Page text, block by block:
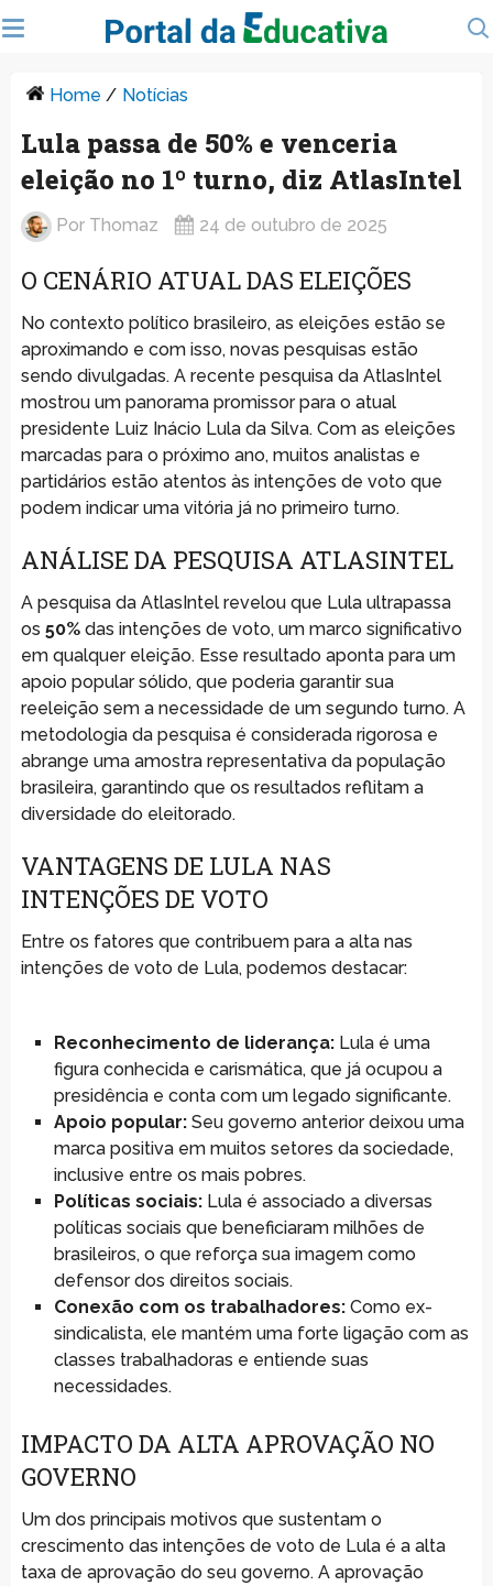
Home / Notícias
Lula passa de 50% e venceria
eleição no 1º turno, diz AtlasIntel
Por Thomaz 24 de outubro de 2025
O CENÁRIO ATUAL DAS ELEIÇÕES
No contexto político brasileiro, as eleições estão se
aproximando e com isso, novas pesquisas estão
sendo divulgadas. A recente pesquisa da AtlasIntel
mostrou um panorama promissor para o atual
presidente Luiz Inácio Lula da Silva. Com as eleições
marcadas para o próximo ano, muitos analistas e
partidários estão atentos às intenções de voto que
podem indicar uma vitória já no primeiro turno.
ANÁLISE DA PESQUISA ATLASINTEL
A pesquisa da AtlasIntel revelou que Lula ultrapassa
os 50%das intenções de voto, um marco significativo
em qualquer eleição. Esse resultado aponta para um
apoio popular sólido, que poderia garantir sua
reeleição sem a necessidade de um segundo turno. A
metodologia da pesquisa é considerada rigorosa e
abrange uma amostra representativa da população
brasileira, garantindo que os resultados reflitam a
diversidade do eleitorado.
VANTAGENS DE LULA NAS
INTENÇÕES DE VOTO
Entre os fatores que contribuem para a alta nas
intenções de voto de Lula, podemos destacar:
Reconhecimento de liderança:Lula é uma
figura conhecida e carismática, que já ocupou a
presidência e conta com um legado significante.
Apoio popular:Seu governo anterior deixou uma
marca positiva em muitos setores da sociedade,
inclusive entre os mais pobres.
Políticas sociais:Lula é associado a diversas
políticas sociais que beneficiaram milhões de
brasileiros, o que reforça sua imagem como
defensor dos direitos sociais.
Conexão com os trabalhadores:Como ex-
sindicalista, ele mantém uma forte ligação com as
classes trabalhadoras e entiende suas
necessidades.
IMPACTO DA ALTA APROVAÇÃO NO
GOVERNO
Um dos principais motivos que sustentam o
crescimento das intenções de voto de Lula é a alta
taxa de aprovação do seu governo. A aprovação